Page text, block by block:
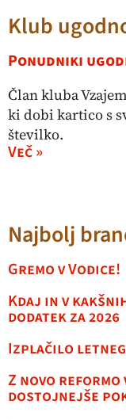
Klub
Ponudniki
Član kluba
ki dobi kartico s
številko.
Več »
Najbolj
Gremo v Vodice!
Kdaj in v
dodatek za 2026
Izplačilo
Z novo reformo
dostojnejše